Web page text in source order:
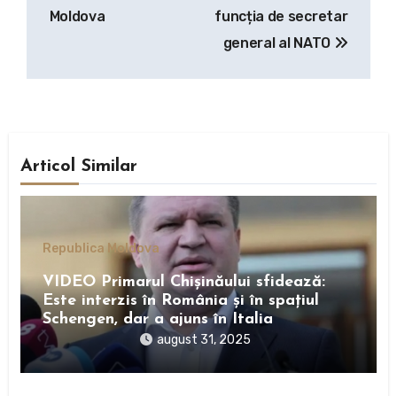
Moldova
funcția de secretar
general al NATO
Articol Similar
Republica Moldova
VIDEO Primarul Chișinăului sfidează:
Este interzis în România și în spațiul
Schengen, dar a ajuns în Italia
august 31, 2025